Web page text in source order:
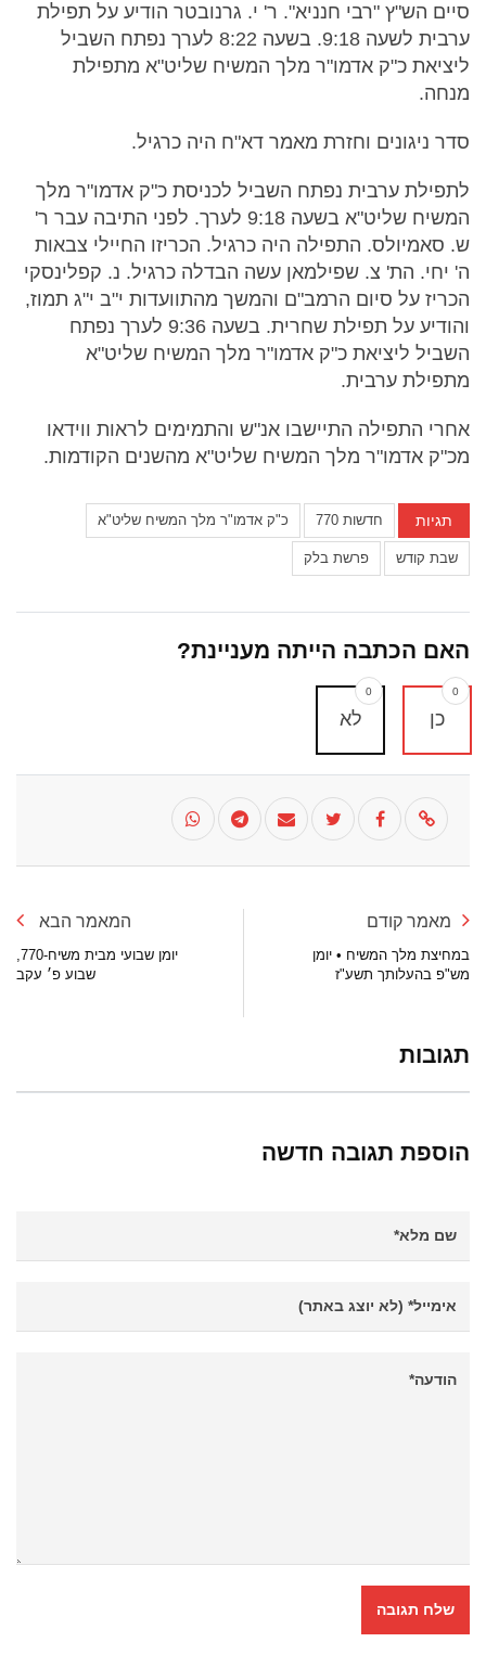
סיים הש"ץ "רבי חנניא". ר' י. גרנובטר הודיע על תפילת
ערבית לשעה 9:18. בשעה 8:22 לערך נפתח השביל
ליציאת כ"ק אדמו"ר מלך המשיח שליט"א מתפילת
מנחה.
סדר ניגונים וחזרת מאמר דא"ח היה כרגיל.
לתפילת ערבית נפתח השביל לכניסת כ"ק אדמו"ר מלך
המשיח שליט"א בשעה 9:18 לערך. לפני התיבה עבר ר'
ש. סאמיולס. התפילה היה כרגיל. הכריזו החיילי צבאות
ה' יחי. הת' צ. שפילמאן עשה הבדלה כרגיל. נ. קפלינסקי
הכריז על סיום הרמב"ם והמשך מהתוועדות י"ב י"ג תמוז,
והודיע על תפילת שחרית. בשעה 9:36 לערך נפתח
השביל ליציאת כ"ק אדמו"ר מלך המשיח שליט"א
מתפילת ערבית.
אחרי התפילה התיישבו אנ"ש והתמימים לראות ווידאו
מכ"ק אדמו"ר מלך המשיח שליט"א מהשנים הקודמות.
תגיות חדשות 770 כ"ק אדמו"ר מלך המשיח שליט"א
שבת קודש פרשת בלק
האם הכתבה הייתה מעניינת?
כן
0
לא
0
מאמר קודם
במחיצת מלך המשיח • יומן
מש"פ בהעלותך תשע"ז
המאמר הבא
שבוע פ׳ עקב
תגובות
הוספת תגובה חדשה